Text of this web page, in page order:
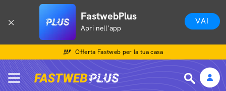
FastwebPlus
Apri nell'app
VAI
Offerta Fastweb per la tua casa